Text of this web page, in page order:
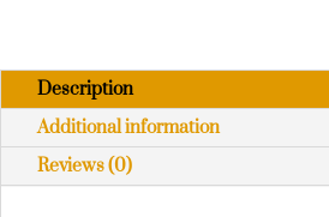
%
coton
#Light
quantity
Description
Additional information
Reviews (0)